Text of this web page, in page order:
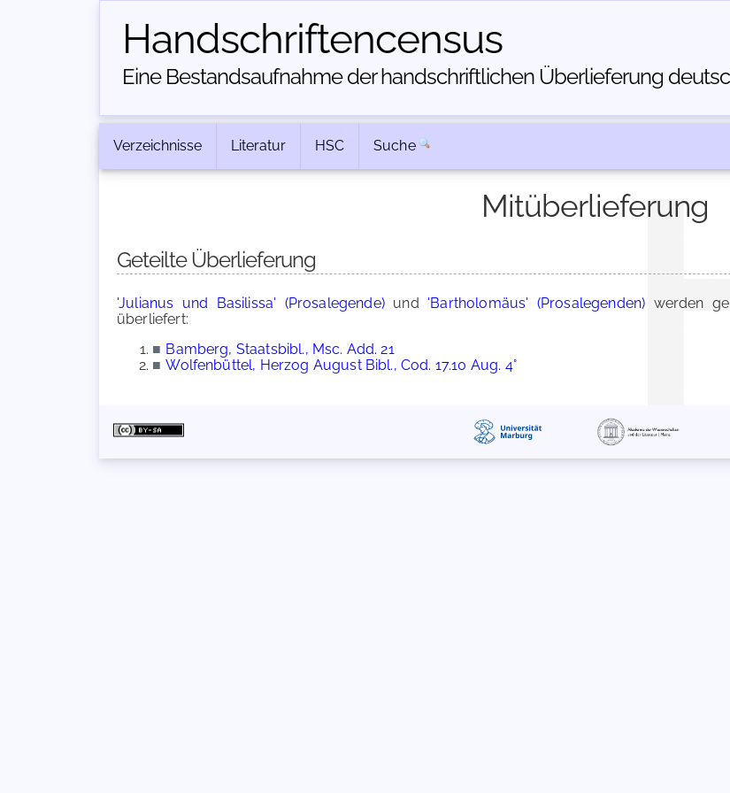
Handschriften­census
Eine Bestandsaufnahme der handschriftlichen Über­lieferung
Verzeichnisse Literatur HSC Suche
Mitüberlieferung
Geteilte Überlieferung
'Julianus und Basilissa' (Prosalegende)und 'Bartholomäus' (Prosalegenden) werden
überliefert:
■ Bamberg, Staatsbibl., Msc. Add. 21
■ Wolfenbüttel, Herzog August Bibl., Cod. 17.10 Aug. 4°